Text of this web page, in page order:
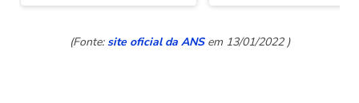
(Fonte:site oficial da ANSem 13/01/2022 )